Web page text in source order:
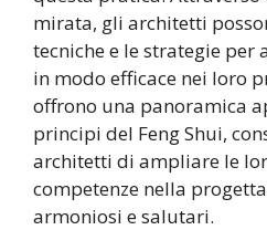
mirata, gli architetti
tecniche e le strategie per
in modo efficace nei loro
offrono una panoramica
principi del Feng Shui,
architetti di ampliare le
competenze nella
armoniosi e salutari.